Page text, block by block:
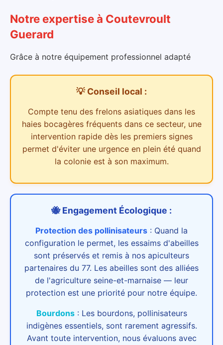
Notre expertiseà Coutevroult
Guerard
Grâce à notre équipement professionnel adapté
💡 Conseil local :
Compte tenu des frelons asiatiques dans les
haies bocagères fréquents dans ce secteur, une
intervention rapide dès les premiers signes
permet d'éviter une urgence en plein été quand
la colonie est à son maximum.
🐝 Engagement Écologique :
Protection des pollinisateurs : Quand la
configuration le permet, les essaims d'abeilles
sont préservés et remis à nos apiculteurs
partenaires du 77. Les abeilles sont des alliées
de l'agriculture seine-et-marnaise — leur
protection est une priorité pour notre équipe.
Bourdons : Les bourdons, pollinisateurs
indigènes essentiels, sont rarement agressifs.
Avant toute intervention, nous évaluons avec